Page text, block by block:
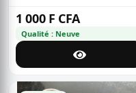
1 000 F CFA
Qualité : Neuve